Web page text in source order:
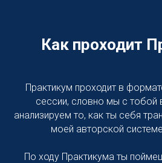
Как проходит
Практикум проходит в
сессии, словно мы с тобой
анализируем то, как ты себя
моей авторской
По ходу Практикума ты